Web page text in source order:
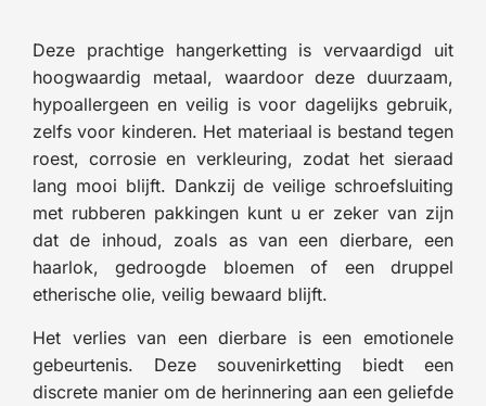
Deze prachtige hangerketting is vervaardigd uit
hoogwaardig metaal, waardoor deze duurzaam,
hypoallergeen en veilig is voor dagelijks gebruik,
zelfs voor kinderen. Het materiaal is bestand tegen
roest, corrosie en verkleuring, zodat het sieraad
lang mooi blijft. Dankzij de veilige schroefsluiting
met rubberen pakkingen kunt u er zeker van zijn
dat de inhoud, zoals as van een dierbare, een
haarlok, gedroogde bloemen of een druppel
etherische olie, veilig bewaard blijft.
Het verlies van een dierbare is een emotionele
gebeurtenis. Deze souvenirketting biedt een
discrete manier om de herinnering aan een geliefde